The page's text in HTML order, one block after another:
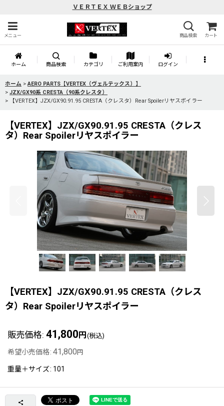
ＶＥＲＴＥＸ ＷＥＢショップ
メニュー 商品検索 カート
ホーム 商品検索 カテゴリ ご利用案内 ログイン
ホーム > AERO PARTS【VERTEX（ヴェルテックス）】
> JZX/GX90系 CRESTA（90系クレスタ）
>
【VERTEX】JZX/GX90.91.95 CRESTA（クレスタ）Rear Spoilerリヤスポイラー
【VERTEX】JZX/GX90.91.95 CRESTA（クレス
タ）Rear Spoilerリヤスポイラー
【VERTEX】JZX/GX90.91.95 CRESTA（クレス
タ）Rear Spoilerリヤスポイラー
販売価格: 41,800 円 (税込)
希望小売価格: 41,800 円
重量＋サイズ: 101